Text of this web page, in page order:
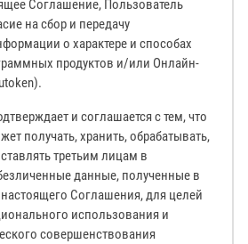
Соглашение, Пользователь
на сбор и передачу
о характере и способах
продуктов и/или Онлайн-
и соглашается с тем, что
получать, хранить, обрабатывать,
третьим лицам в
данные, полученные в
Соглашения, для целей
использования и
совершенствования